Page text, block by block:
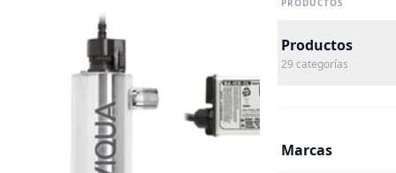
PRODUCTOS
Productos
29 categorías
Marcas